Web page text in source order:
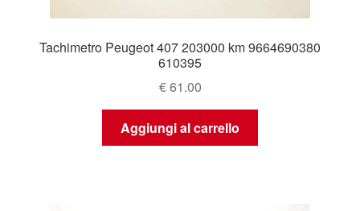
Tachimetro Peugeot 407 203000 km 9664690380
610395
€61.00
Aggiungi al carrello